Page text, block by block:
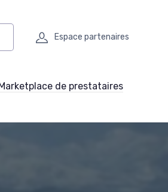
Espace partenaires
de prestataires